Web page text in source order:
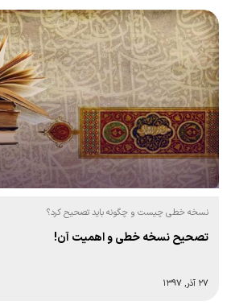
نسخه خطی چیست و چگونه باید تصحیح کرد؟
تصحیح نسخه خطی و اهمیت آن!
۲۷ آذر, ۱۳۹۷